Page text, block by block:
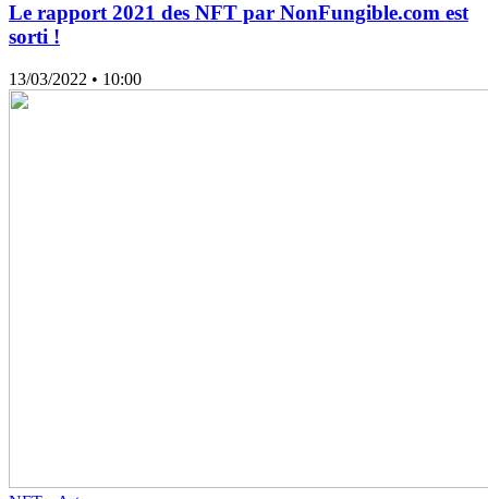
Le rapport 2021 des NFT par NonFungible.com est
sorti !
13/03/2022 • 10:00